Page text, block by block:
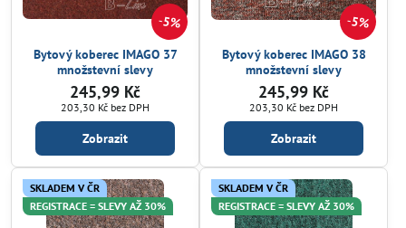
5%
Bytový koberec IMAGO 37
množstevní slevy
245,99 Kč
203,30 Kč bez DPH
Zobrazit
5%
Bytový koberec IMAGO 38
množstevní slevy
245,99 Kč
203,30 Kč bez DPH
Zobrazit
SKLADEM V ČR
REGISTRACE = SLEVY AŽ 30%
SKLADEM V ČR
REGISTRACE = SLEVY AŽ 30%